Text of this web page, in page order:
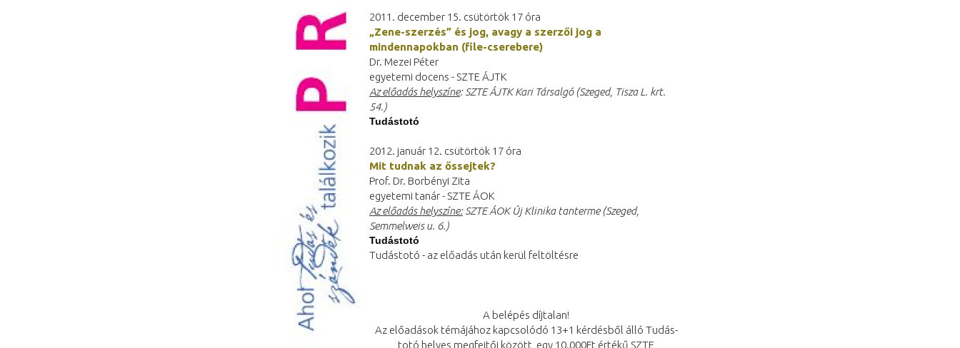
2011. december 15. csütörtök 17 óra
„Zene-szerzés” és jog, avagy a szerzői jog a
mindennapokban (file-cserebere)
Dr. Mezei Péter
egyetemi docens - SZTE ÁJTK
Az előadás helyszíne: SZTE ÁJTK Kari Társalgó (Szeged, Tisza L. krt.
54.)
Tudástotó
2012. január 12. csütörtök 17 óra
Mit tudnak az őssejtek?
Prof. Dr. Borbényi Zita
egyetemi tanár - SZTE ÁOK
Az előadás helyszíne: SZTE ÁOK Új Klinika tanterme (Szeged,
Semmelweis u. 6.)
Tudástotó
Tudástotó - az előadás után kerül feltöltésre
A belépés díjtalan!
Az előadások témájához kapcsolódó 13+1 kérdésből álló Tudás-
totó helyes megfejtői között, egy 10.000Ft értékű SZTE